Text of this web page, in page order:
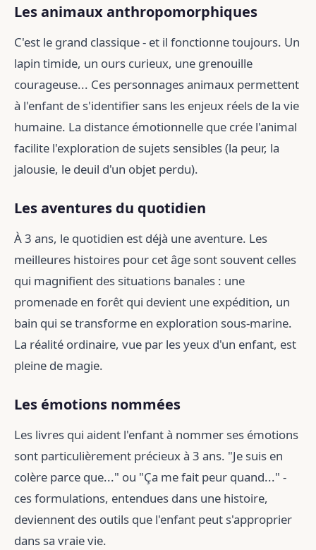
Les animaux anthropomorphiques
C'est le grand classique - et il fonctionne toujours. Un
lapin timide, un ours curieux, une grenouille
courageuse... Ces personnages animaux permettent
à l'enfant de s'identifier sans les enjeux réels de la vie
humaine. La distance émotionnelle que crée l'animal
facilite l'exploration de sujets sensibles (la peur, la
jalousie, le deuil d'un objet perdu).
Les aventures du quotidien
À 3 ans, le quotidien est déjà une aventure. Les
meilleures histoires pour cet âge sont souvent celles
qui magnifient des situations banales : une
promenade en forêt qui devient une expédition, un
bain qui se transforme en exploration sous-marine.
La réalité ordinaire, vue par les yeux d'un enfant, est
pleine de magie.
Les émotions nommées
Les livres qui aident l'enfant à nommer ses émotions
sont particulièrement précieux à 3 ans. "Je suis en
colère parce que..." ou "Ça me fait peur quand..." -
ces formulations, entendues dans une histoire,
deviennent des outils que l'enfant peut s'approprier
dans sa vraie vie.